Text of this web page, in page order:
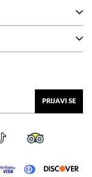
PRIJAVI SE